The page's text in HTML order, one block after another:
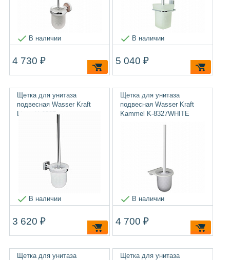
В наличии
4 730 ₽
В наличии
5 040 ₽
Щетка для унитаза
подвесная Wasser Kraft
Lippe K-6527
В наличии
3 620 ₽
Щетка для унитаза
подвесная Wasser Kraft
Kammel K-8327WHITE
В наличии
4 700 ₽
Щетка для унитаза
Щетка для унитаза